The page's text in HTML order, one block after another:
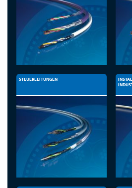
STEUERLEITUNGEN